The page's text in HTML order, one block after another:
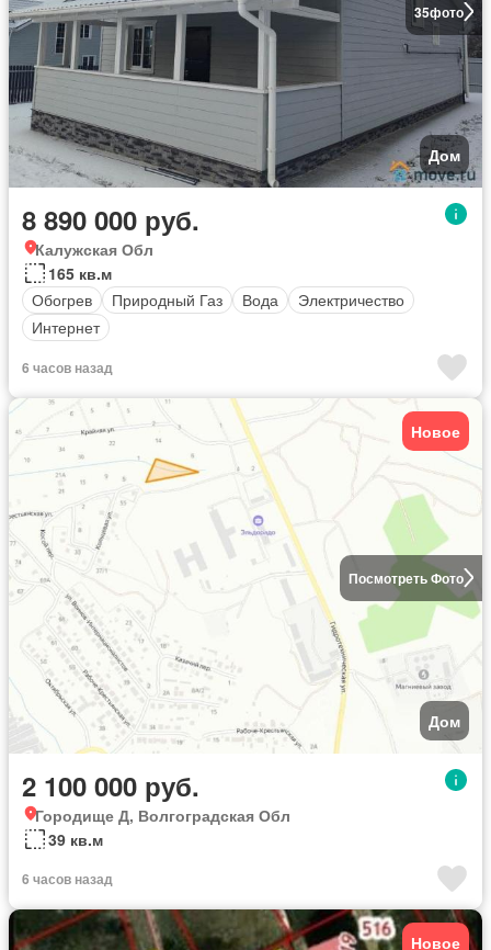
35фото
Дом
8 890 000 руб.
Калужская Обл
165 кв.м
Обогрев
Природный Газ Вода
Электричество
Интернет
6 часов назад
Посмотреть Фото
Новое
Дом
2 100 000 руб.
Городище Д, Волгоградская Обл
39 кв.м
6 часов назад
Новое